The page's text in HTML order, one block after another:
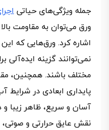
جمله ویژگی‌های حیاتی
ورق می‌توان به مقاومت
اشاره کرد. ورق‌هایی که
نمی‌توانند گزینه
مختلف باشند. همچنین،
پایداری ابعادی در
آسان و سریع، ظاهر زیبا
نقش عایق حرارتی و صوتی،